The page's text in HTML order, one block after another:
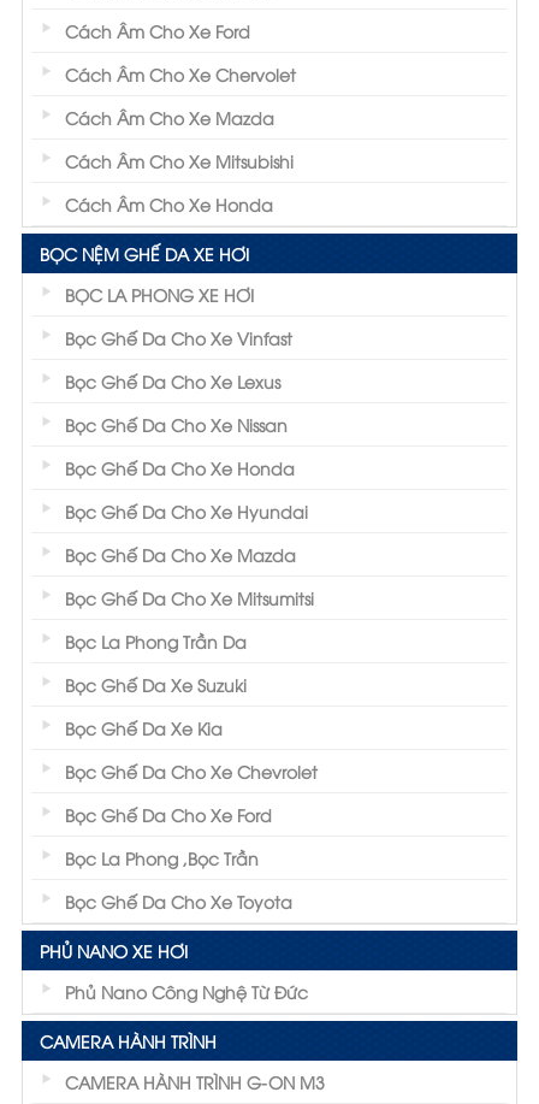
Cách Âm Cho Xe Ford
Cách Âm Cho Xe Chervolet
Cách Âm Cho Xe Mazda
Cách Âm Cho Xe Mitsubishi
Cách Âm Cho Xe Honda
BỌC NỆM GHẾ DA XE HƠI
BỌC LA PHONG XE HƠI
Bọc Ghế Da Cho Xe Vinfast
Bọc Ghế Da Cho Xe Lexus
Bọc Ghế Da Cho Xe Nissan
Bọc Ghế Da Cho Xe Honda
Bọc Ghế Da Cho Xe Hyundai
Bọc Ghế Da Cho Xe Mazda
Bọc Ghế Da Cho Xe Mitsumitsi
Bọc La Phong Trần Da
Bọc Ghế Da Xe Suzuki
Bọc Ghế Da Xe Kia
Bọc Ghế Da Cho Xe Chevrolet
Bọc Ghế Da Cho Xe Ford
Bọc La Phong ,Bọc Trần
Bọc Ghế Da Cho Xe Toyota
PHỦ NANO XE HƠI
Phủ Nano Công Nghệ Từ Đức
CAMERA HÀNH TRÌNH
CAMERA HÀNH TRÌNH G-ON M3